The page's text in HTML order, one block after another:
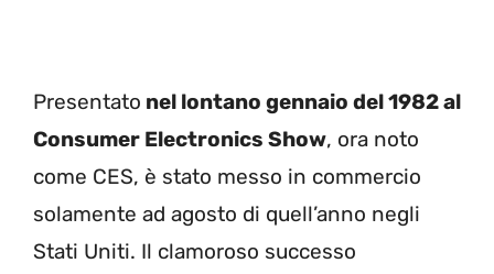
Presentato nel lontano gennaio del 1982 al
Consumer Electronics Show, ora noto
come CES, è stato messo in commercio
solamente ad agosto di quell’anno negli
Stati Uniti. Il clamoroso successo